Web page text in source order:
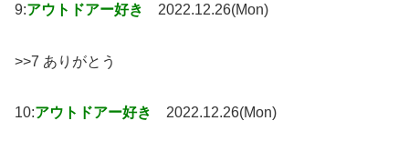
9:アウトドアー好き 2022.12.26(Mon)
>>7 ありがとう
10:アウトドアー好き 2022.12.26(Mon)